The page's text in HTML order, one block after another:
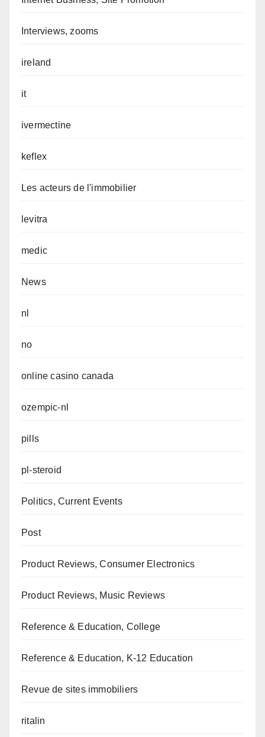
Interviews, zooms
ireland
it
ivermectine
keflex
Les acteurs de l'immobilier
levitra
medic
News
nl
no
online casino canada
ozempic-nl
pills
pl-steroid
Politics, Current Events
Post
Product Reviews, Consumer Electronics
Product Reviews, Music Reviews
Reference & Education, College
Reference & Education, K-12 Education
Revue de sites immobiliers
ritalin